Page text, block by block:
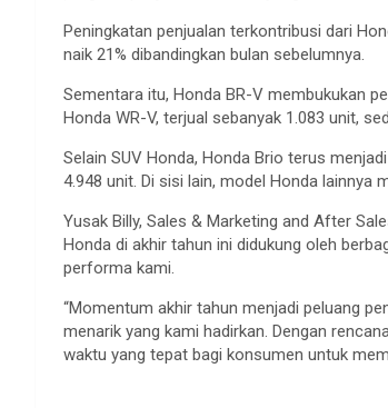
Peningkatan penjualan terkontribusi dari
naik 21% dibandingkan bulan sebelumnya.
Sementara itu, Honda BR-V membukukan
Honda WR-V, terjual sebanyak 1.083 unit,
Selain SUV Honda, Honda Brio terus
4.948 unit. Di sisi lain, model Honda lainnya
Yusak Billy, Sales & Marketing and After
Honda di akhir tahun ini didukung oleh
performa kami.
“Momentum akhir tahun menjadi peluang
menarik yang kami hadirkan. Dengan
waktu yang tepat bagi konsumen untuk